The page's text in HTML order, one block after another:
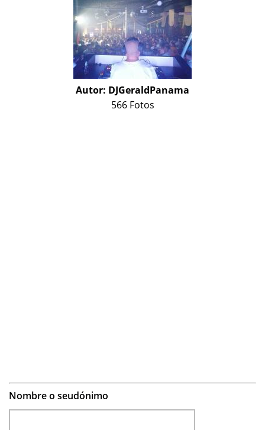
Autor: DJGeraldPanama
566 Fotos
Nombre o seudónimo